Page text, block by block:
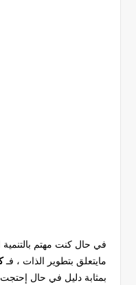
في حال كنت مهتم
مايتعلق بتطوير الذات ، فـ
بمثابة دليل في حال